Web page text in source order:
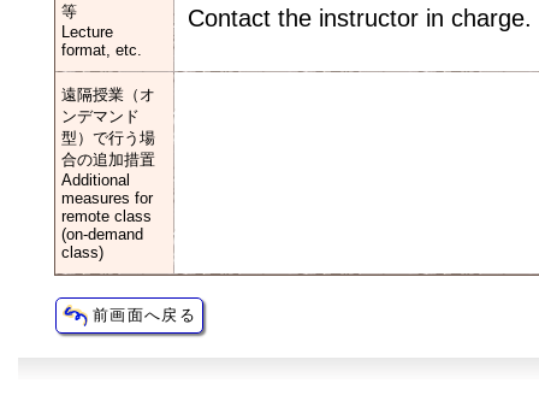
等
Lecture
format, etc.
Contact the instructor in charge.
遠隔授業（オ
ンデマンド
型）で行う場
合の追加措置
Additional
measures for
remote class
(on-demand
class)